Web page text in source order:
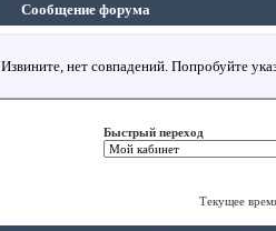
Сообщение форума
Извините, нет совпадений. Попробуйте
Быстрый переход
Текущее